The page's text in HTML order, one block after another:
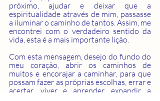
próximo, ajudar e deixar que a
espiritualidade através de mim, passasse
a iluminar o caminho de tantos. Assim, me
encontrei com o verdadeiro sentido da
vida, esta é a mais importante lição.
Com esta mensagem, desejo do fundo do
meu coração, abrir os caminhos de
muitos e encorajar a caminhar, para que
possam fazer as próprias escolhas, errar e
acertar, viver e aprender, expandir a